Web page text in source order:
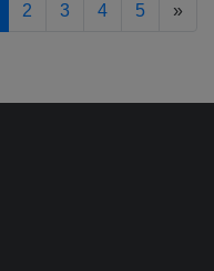
2 3 4 5 »